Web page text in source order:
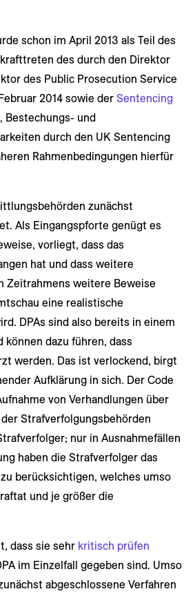
schon im April 2013 als Teil des
des durch den Direktor
des Public Prosecution Service
2014 sowie der Sentencing
Bestechungs- und
durch den UK Sentencing
Rahmenbedingungen hierfür
zunächst
Als Eingangspforte genügt es
vorliegt, dass das
hat und dass weitere
Zeitrahmens weitere Beweise
eine realistische
DPAs sind also bereits in einem
dazu führen, dass
werden. Das ist verlockend, birgt
Aufklärung in sich. Der Code
von Verhandlungen über
Strafverfolgungsbehörden
nur in Ausnahmefällen
haben die Strafverfolger das
berücksichtigen, welches umso
und je größer die
dass sie sehr kritisch prüfen
im Einzelfall gegeben sind. Umso
abgeschlossene Verfahren